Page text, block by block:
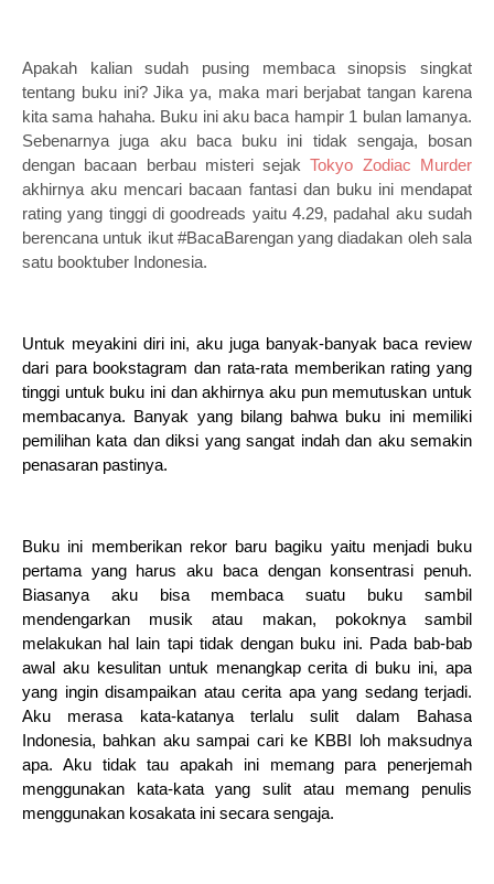
Apakah kalian sudah pusing membaca sinopsis singkat
tentang buku ini? Jika ya, maka mari berjabat tangan karena
kita sama hahaha. Buku ini aku baca hampir 1 bulan lamanya.
Sebenarnya juga aku baca buku ini tidak sengaja, bosan
dengan bacaan berbau misteri sejakTokyo Zodiac Murder
akhirnya aku mencari bacaan fantasi dan buku ini mendapat
rating yang tinggi di goodreads yaitu 4.29, padahal aku sudah
berencana untuk ikut #BacaBarengan yang diadakan oleh sala
satu booktuber Indonesia.
Untuk meyakini diri ini, aku juga banyak-banyak baca review
dari para bookstagram dan rata-rata memberikan rating yang
tinggi untuk buku ini dan akhirnya aku pun memutuskan untuk
membacanya. Banyak yang bilang bahwa buku ini memiliki
pemilihan kata dan diksi yang sangat indah dan aku semakin
penasaran pastinya.
Buku ini memberikan rekor baru bagiku yaitu menjadi buku
pertama yang harus aku baca dengan konsentrasi penuh.
Biasanya aku bisa membaca suatu buku sambil
mendengarkan musik atau makan, pokoknya sambil
melakukan hal lain tapi tidak dengan buku ini. Pada bab-bab
awal aku kesulitan untuk menangkap cerita di buku ini, apa
yang ingin disampaikan atau cerita apa yang sedang terjadi.
Aku merasa kata-katanya terlalu sulit dalam Bahasa
Indonesia, bahkan aku sampai cari ke KBBI loh maksudnya
apa. Aku tidak tau apakah ini memang para penerjemah
menggunakan kata-kata yang sulit atau memang penulis
menggunakan kosakata ini secara sengaja.